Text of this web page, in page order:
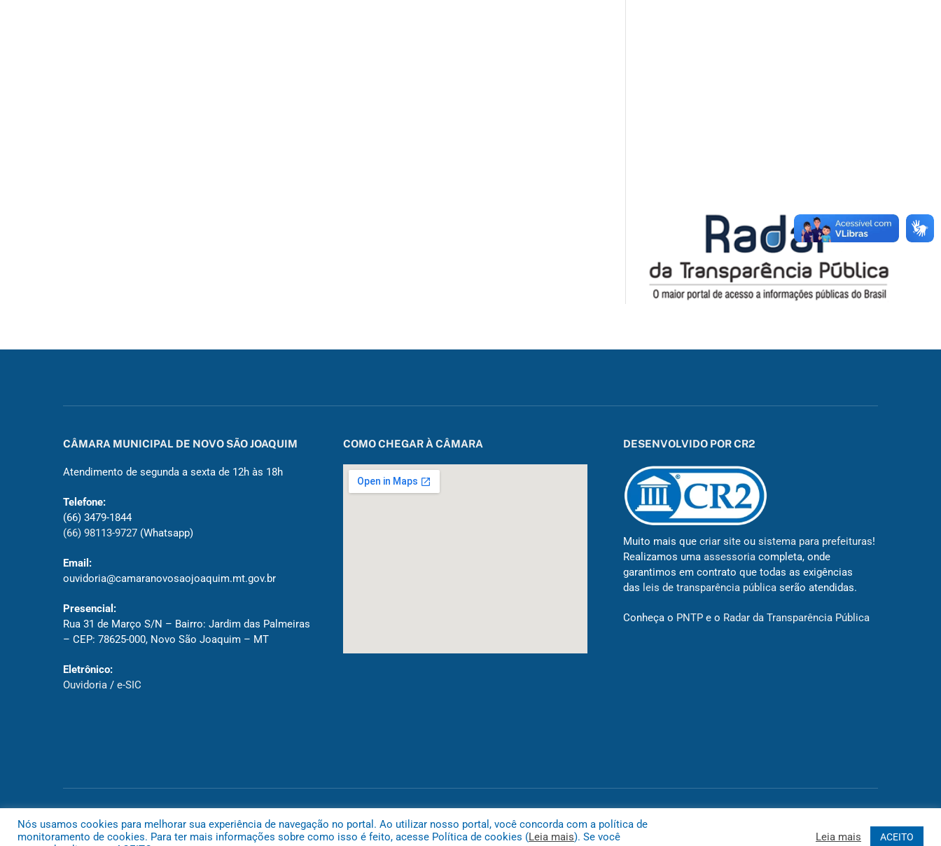
CÂMARA MUNICIPAL DE NOVO SÃO JOAQUIM
Atendimento de segunda a sexta de 12h às 18h
Telefone:
(66) 3479-1844
(66) 98113-9727 (Whatsapp)
Email:
ouvidoria@camaranovosaojoaquim.mt.gov.br
Presencial:
Rua 31 de Março S/N – Bairro: Jardim das Palmeiras
– CEP: 78625-000, Novo São Joaquim – MT
Eletrônico:
Ouvidoria / e-SIC
COMO CHEGAR À CÂMARA DESENVOLVIDO POR CR2
Muito mais que criar siteou sistema para prefeituras!
Realizamos uma assessoria completa, onde
garantimos em contrato que todas as exigências
das leis de transparência pública serão atendidas.
Conheça o PNTPe o Radar da Transparência Pública
Nós usamos cookies para melhorar sua experiência de navegação no portal. Ao utilizar nosso portal, você concorda com a política de
monitoramento de cookies. Para ter mais informações sobre como isso é feito, acesse Política de cookies (Leia mais). Se você
Leia mais ACEITO